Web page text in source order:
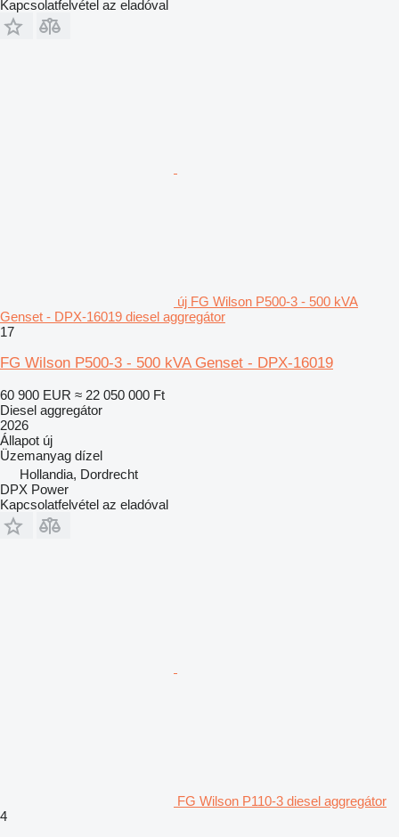
Kapcsolatfelvétel az eladóval
új FG Wilson P500-3 - 500 kVA
Genset - DPX-16019 diesel aggregátor
17
FG Wilson P500-3 - 500 kVA Genset - DPX-16019
60 900 EUR ≈ 22 050 000 Ft
Diesel aggregátor
2026
Állapot új
Üzemanyag dízel
Hollandia, Dordrecht
DPX Power
Kapcsolatfelvétel az eladóval
FG Wilson P110-3 diesel aggregátor
4